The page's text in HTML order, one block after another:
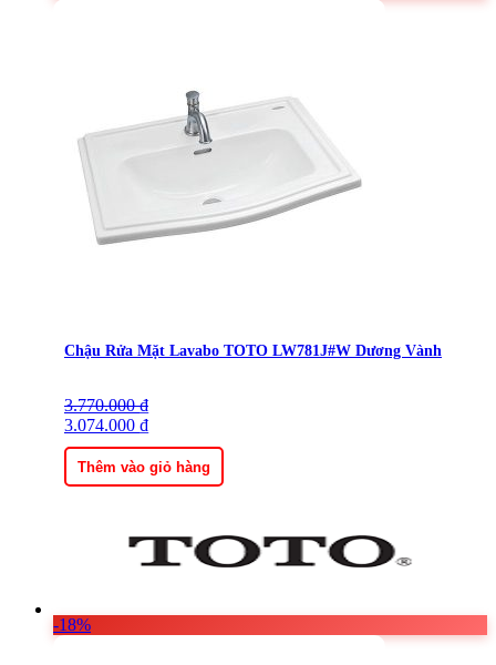
Chậu Rửa Mặt Lavabo TOTO LW781J#W Dương Vành
3.770.000₫
Giá
gốc
là:
3.770.000 ₫.
3.074.000 ₫
Giá
hiện
tại
là:
3.074.000 ₫.
Thêm vào giỏ hàng
-18%